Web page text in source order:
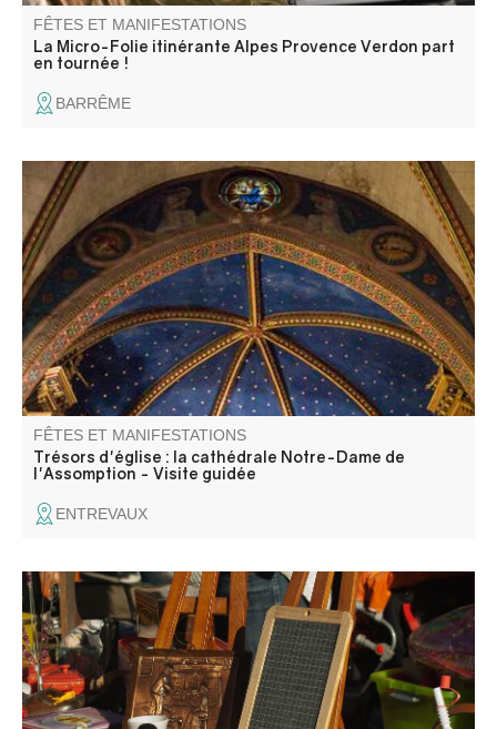
FÊTES ET MANIFESTATIONS
La Micro-Folie itinérante Alpes Provence Verdon part
en tournée !
BARRÊME
Découverte de l’ancienne cathédrale Notre-Dame de
l’Assomption, édifice majeur de la cité d’Entrevaux, mêlant
architecture gothique et décors baroques.
FÊTES ET MANIFESTATIONS
Trésors d'église : la cathédrale Notre-Dame de
l'Assomption - Visite guidée
ENTREVAUX
La garde entrevalaise organise un vide-grenier à
l'intérieur du vieux village.